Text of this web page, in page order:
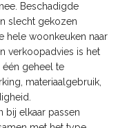
Beschadigde
slecht gekozen
hele woonkeuken naar
verkoopadvies is het
geheel te
materiaalgebruik,
bij elkaar passen